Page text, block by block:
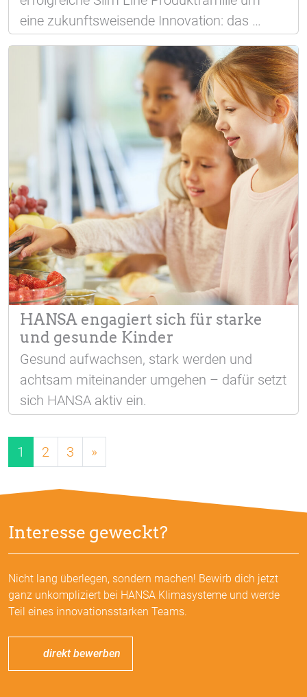
eine zukunftsweisende Innovation: das …
HANSA engagiert sich für starke
und gesunde Kinder
Gesund aufwachsen, stark werden und
achtsam miteinander umgehen – dafür setzt
sich HANSA aktiv ein.
1 2 3 »
Interesse geweckt?
Nicht lang überlegen, sondern machen! Bewirb dich jetzt
ganz unkompliziert bei HANSA Klimasysteme und werde
Teil eines innovationsstarken Teams.
direkt bewerben